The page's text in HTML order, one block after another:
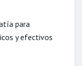
para
y efectivos